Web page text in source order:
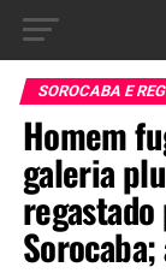
SOROCABA E
Homem
galeria